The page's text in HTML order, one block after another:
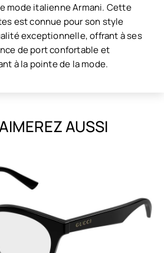
mode italienne Armani. Cette
est connue pour son style
exceptionnelle, offrant à ses
de port confortable et
à la pointe de la mode.
AUSSI